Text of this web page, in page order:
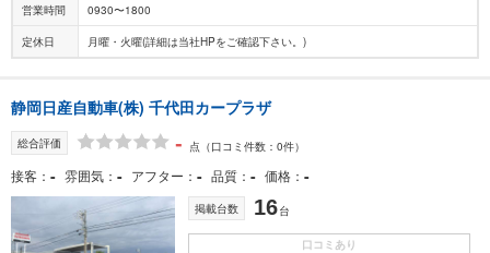
営業時間 0930〜1800
定休日 月曜・火曜(詳細は当社HPをご確認下さい。)
静岡日産自動車(株) 千代田カープラザ
総合評価 - 点 （口コミ件数：0件）
接客 - 雰囲気 - アフター - 品質 - 価格 -
掲載台数 16台
口コミあり